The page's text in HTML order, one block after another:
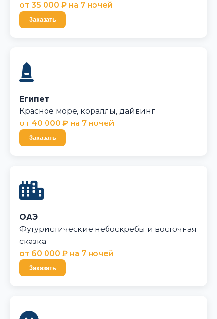
от 35 000 ₽ на 7 ночей
Заказать
Египет
Красное море, кораллы, дайвинг
от 40 000 ₽ на 7 ночей
Заказать
ОАЭ
Футуристические небоскребы и восточная
сказка
от 60 000 ₽ на 7 ночей
Заказать